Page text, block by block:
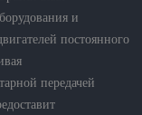
и
постоянного
передачей